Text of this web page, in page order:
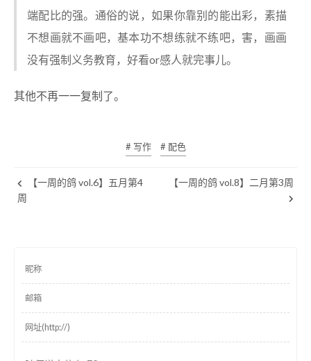
端配比的强。通俗的说，如果你靠别的能出彩，素描
不想画就不画吧，基本功不想练就不练吧，害，画画
没有强制义务教育，好看or感人就完事儿。
其他不再一一复制了。
# 写作 # 配色
【一周的鸽 vol.6】五月第4
周
【一周的鸽 vol.8】二月第3周